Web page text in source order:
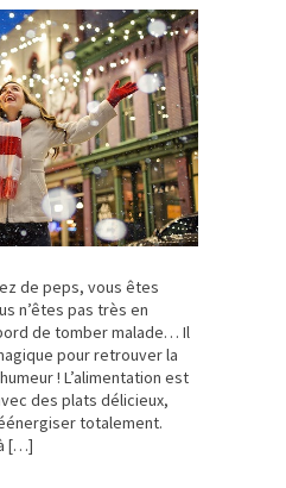
de peps, vous êtes
n’êtes pas très en
de tomber malade… Il
pour retrouver la
! L’alimentation est
des plats délicieux,
totalement.
[…]